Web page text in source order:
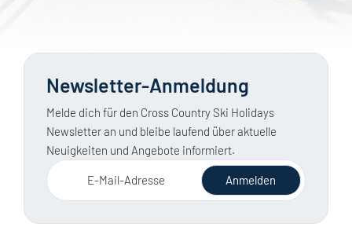
Newsletter-Anmeldung
Melde dich für den Cross Country Ski Holidays
Newsletter an und bleibe laufend über aktuelle
Neuigkeiten und Angebote informiert.
E-Mail-Adresse Anmelden